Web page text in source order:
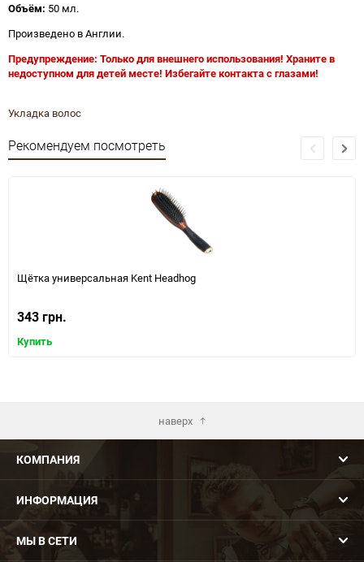
Объём: 50 мл.
Произведено в Англии.
Предупреждение: Только для внешнего использования! Храните в
недоступном для детей месте! Избегайте контакта с глазами!
Укладка волос
Рекомендуем посмотреть
Щётка универсальная Kent Headhog
343 грн.
Купить
наверх
КОМПАНИЯ
ИНФОРМАЦИЯ
МЫ В СЕТИ